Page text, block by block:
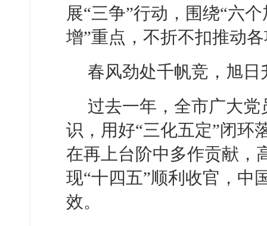
展“三争”行动，围绕“六
增”重点，不折不扣推动
春风劲处千帆竞，旭日
过去一年，全市广大
识，用好“三化五定”闭环
在再上台阶中多作贡献，
现“十四五”顺利收官，中
效。